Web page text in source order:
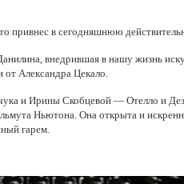
в сегодняшнюю
внедрившая в нашу жизнь
Александра Цекало.
и Ирины Скобцевой — Отелло и
Ньютона. Она открыта и
гарем.